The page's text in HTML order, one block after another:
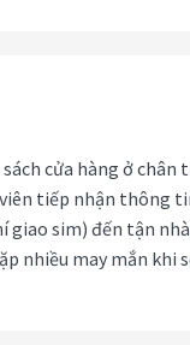
cửa hàng ở chân
tiếp nhận thông
giao sim) đến tận
nhiều may mắn khi